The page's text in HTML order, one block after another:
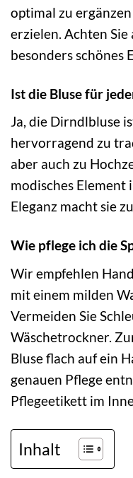
optimal zu
erzielen. Achten
besonders schönes
Ist die Bluse für
Ja, die Dirndlbluse
hervorragend zu
aber auch zu
modisches
Eleganz macht sie
Wie pflege ich die
Wir empfehlen
mit einem milden
Vermeiden Sie
Wäschetrockner.
Bluse flach auf ein
genauen Pflege
Pflegeetikett im
Inhalt